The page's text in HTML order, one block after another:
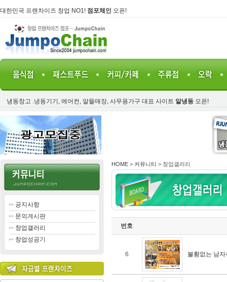
대한민국 프랜차이즈 창업 NO1! 점포체인 오픈!
냉동창고 .냉동기기, 에어컨, 알뜰매장, 사무용가구 대표 사이트 알냉동 오픈!
공지사항
문의게시판
창업갤러리
창업성공기
HOME > 커뮤니티 > 창업갤러리
번호
6 불황없는 남